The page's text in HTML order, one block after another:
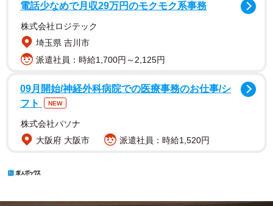
電話少なめで月収29万円のモクモク系事務
株式会社ロジテック
埼玉県 吉川市
派遣社員：時給1,700円～2,125円
09月開始/神経外科病院での医療事務のお仕事/シ
フト
NEW
株式会社パソナ
大阪府 大阪市
派遣社員：時給1,520円